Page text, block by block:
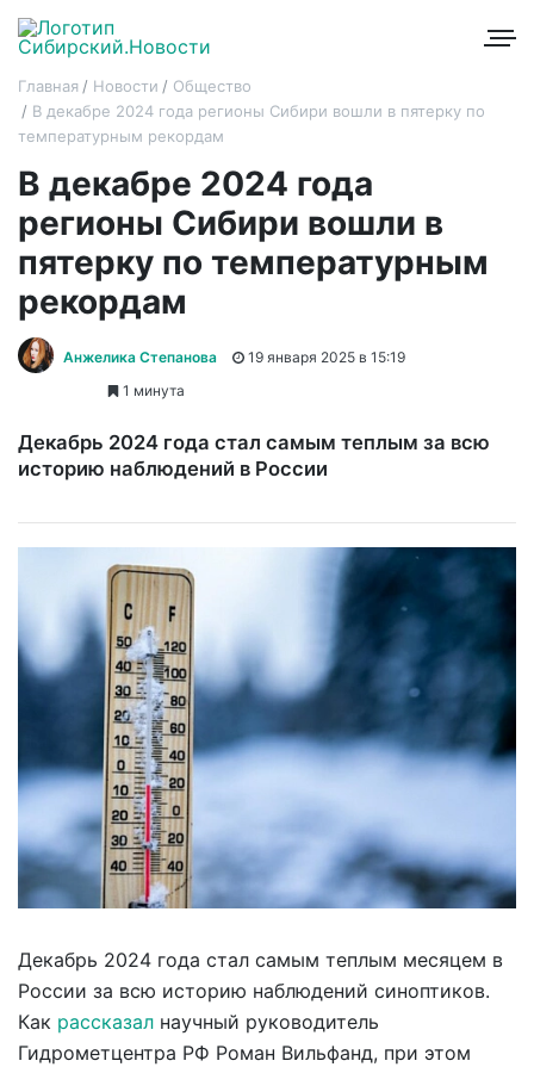
Главная Новости
Общество
В декабре 2024 года регионы Сибири вошли в пятерку по
температурным рекордам
В декабре 2024 года
регионы Сибири вошли в
пятерку по температурным
рекордам
Анжелика Степанова
19 января 2025 в 15:19
1 минута
Декабрь 2024 года стал самым теплым за всю
историю наблюдений в России
Декабрь 2024 года стал самым теплым месяцем в
России за всю историю наблюдений синоптиков.
Как рассказал научный руководитель
Гидрометцентра РФ Роман Вильфанд, при этом